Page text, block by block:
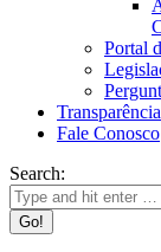
Portal
Transparência
Fale Conosco
Search: